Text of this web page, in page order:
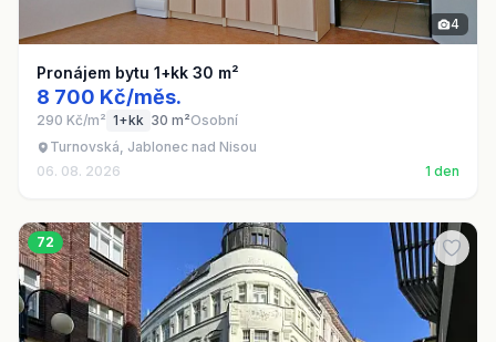
4
Pronájem bytu 1+kk 30 m²
8 700 Kč/měs.
290 Kč/m² 1+kk 30 m²Osobní
Turnovská, Jablonec nad Nisou
06. 08. 2026
1 den
72